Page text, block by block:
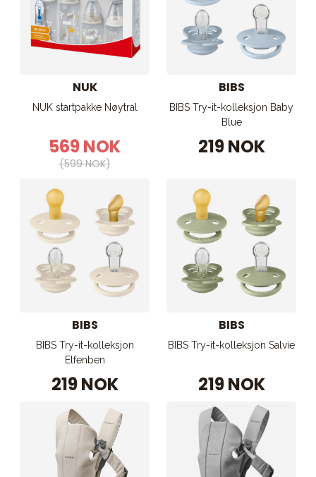
NUK
NUK startpakke Nøytral
569 NOK
(599 NOK)
BIBS
BIBS Try-it-kolleksjon Baby
Blue
219 NOK
BIBS
BIBS Try-it-kolleksjon
Elfenben
219 NOK
BIBS
BIBS Try-it-kolleksjon Salvie
219 NOK